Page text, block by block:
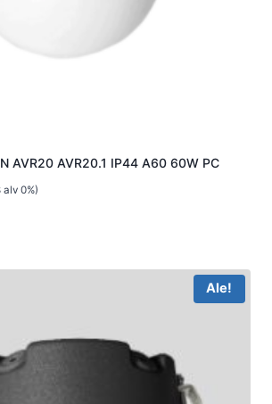
AVR20 AVR20.1 IP44 A60 60W PC
alv 0%)
Ale!